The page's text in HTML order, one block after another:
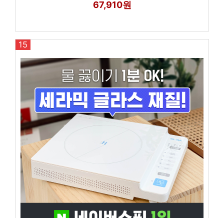
67,910원
15